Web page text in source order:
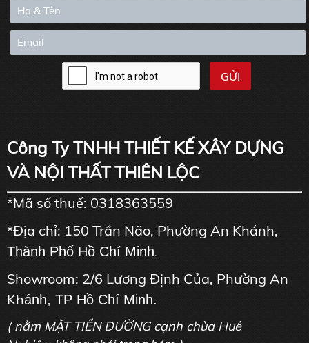
Công Ty TNHH THIẾT KẾ XÂY DỰNG
VÀ NỘI THẤT THIÊN LỘC
*Mã số thuế: 0318363559
*Địa chỉ: 150 Trần Não, Phường An Khánh,
Thành Phố Hồ Chí Minh.
Showroom: 2/6 Lương Định Của, Phường An
Khánh, TP Hồ Chí Minh.
( nằm MẶT TIỀN ĐƯỜNG cạnh chùa Huê